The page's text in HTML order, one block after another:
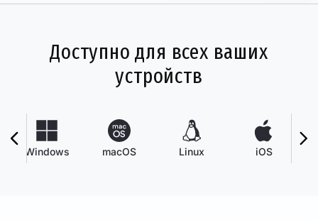
Доступно для всех ваших
устройств
Windows macOS Linux iOS